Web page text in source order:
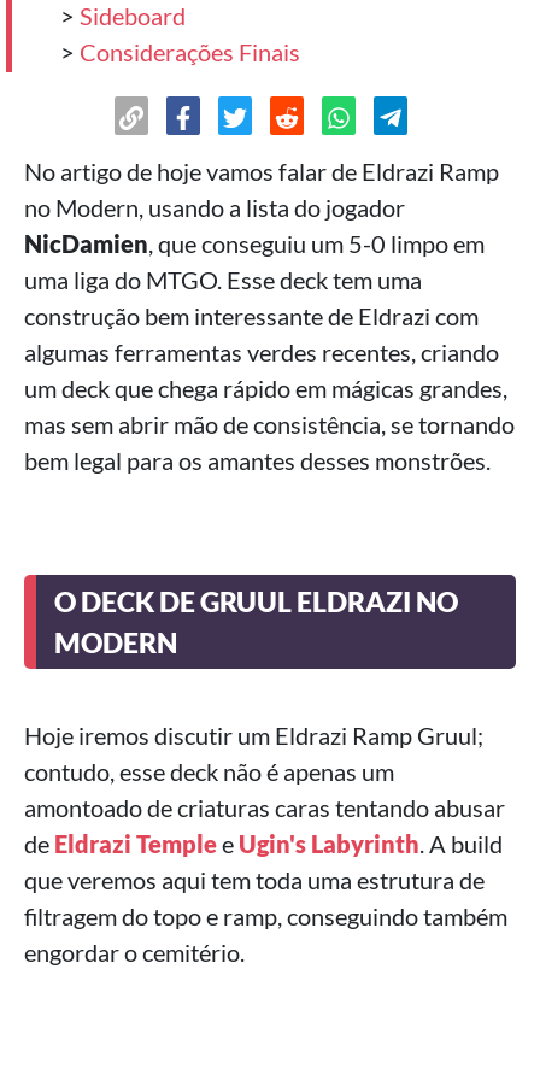
> Sideboard
> Considerações Finais
No artigo de hoje vamos falar de Eldrazi Ramp
no Modern, usando a lista do jogador
NicDamien, que conseguiu um 5-0 limpo em
uma liga do MTGO. Esse deck tem uma
construção bem interessante de Eldrazi com
algumas ferramentas verdes recentes, criando
um deck que chega rápido em mágicas grandes,
mas sem abrir mão de consistência, se tornando
bem legal para os amantes desses monstrões.
O DECK DE GRUUL ELDRAZI NO
MODERN
Hoje iremos discutir um Eldrazi Ramp Gruul;
contudo, esse deck não é apenas um
amontoado de criaturas caras tentando abusar
de Eldrazi Templee Ugin's Labyrinth. A build
que veremos aqui tem toda uma estrutura de
filtragem do topo e ramp, conseguindo também
engordar o cemitério.